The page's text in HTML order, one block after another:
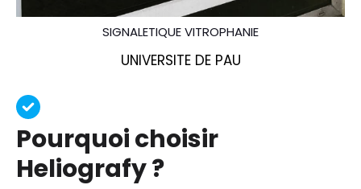
SIGNALETIQUE VITROPHANIE
UNIVERSITE DE PAU
Pourquoi choisir
Heliografy ?